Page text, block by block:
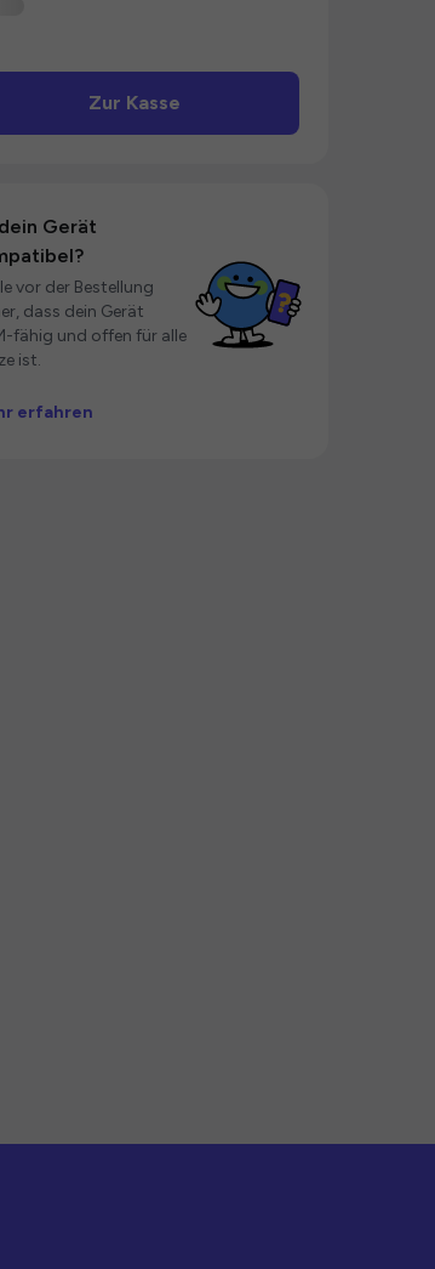
Zur Kasse
Gerät
vor der Bestellung
dass dein Gerät
fähig und offen für alle
ist.
erfahren